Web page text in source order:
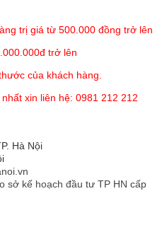
cotton mỏng có
giặt giũ vệ sinh
trị giá từ 500.000 đồng trở lên
trở lên
của khách hàng.
xin liên hệ: 0981 212 212
Hà Nội
sở kế hoạch đầu tư TP HN cấp